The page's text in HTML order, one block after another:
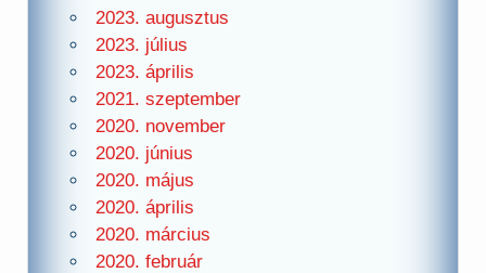
2023. augusztus
2023. július
2023. április
2021. szeptember
2020. november
2020. június
2020. május
2020. április
2020. március
2020. február